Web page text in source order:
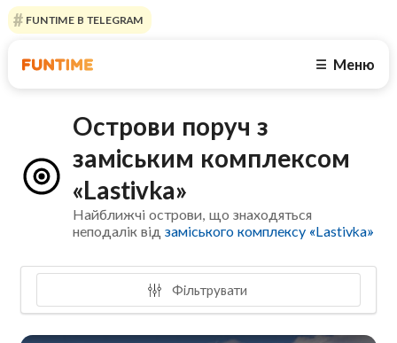
FUNTIME В TELEGRAM
☰ Меню
Острови поруч з
заміським комплексом
«Lastivka»
Найближчі острови, що знаходяться
неподалік відзаміського комплексу «Lastivka»
Фільтрувати